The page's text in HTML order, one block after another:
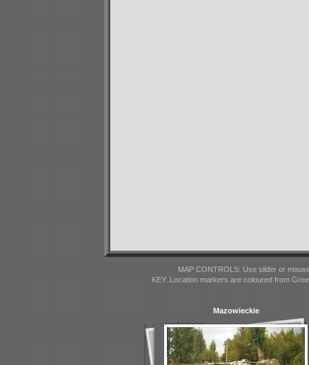
MAP CONTROLS: Use slider or
KEY: Location markers are coloured from
Mazowieckie